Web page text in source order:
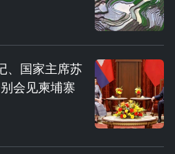
、国家主席苏
会见柬埔寨